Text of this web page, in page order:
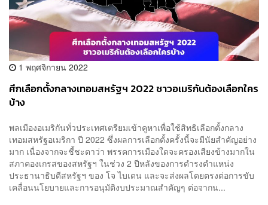
1 พฤศจิกายน 2022
ศึกเลือกตั้งกลางเทอมสหรัฐฯ 2022 ชาวอเมริกันต้องเลือกใคร
บ้าง
พลเมืองอเมริกันทั่วประเทศเตรียมเข้าคูหาเพื่อใช้สิทธิเลือกตั้งกลาง
เทอมสหรัฐอเมริกา ปี 2022 ซึ่งผลการเลือกตั้งครั้งนี้จะมีนัยสำคัญอย่าง
มาก เนื่องจากจะชี้ชะตาว่า พรรคการเมืองใดจะครองเสียงข้างมากใน
สภาคองเกรสของสหรัฐฯ ในช่วง 2 ปีหลังของการดำรงตำแหน่ง
ประธานาธิบดีสหรัฐฯ ของ โจ ไบเดน และจะส่งผลโดยตรงต่อการขับ
เคลื่อนนโยบายและการอนุมัติงบประมาณสำคัญๆ ต่อจากน...